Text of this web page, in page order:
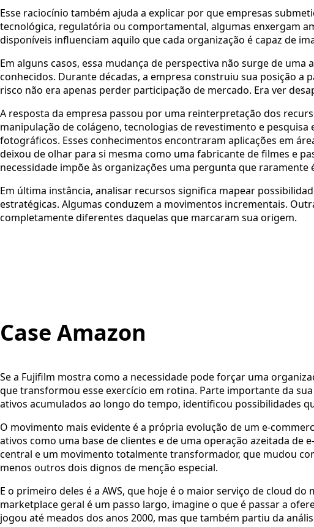
Esse raciocínio também ajuda a explicar por que empresas
tecnológica, regulatória ou comportamental, algumas enxergam
disponíveis influenciam aquilo que cada organização é capaz de
Em alguns casos, essa mudança de perspectiva não surge de
conhecidos. Durante décadas, a empresa construiu sua posição
risco não era apenas perder participação de mercado. Era ver
A resposta da empresa passou por uma reinterpretação dos
manipulação de colágeno, tecnologias de revestimento e
fotográficos. Esses conhecimentos encontraram aplicações em
deixou de olhar para si mesma como uma fabricante de filmes e
necessidade impõe às organizações uma pergunta que
Em última instância, analisar recursos significa mapear
estratégicas. Algumas conduzem a movimentos incrementais.
completamente diferentes daquelas que marcaram sua origem.
Case Amazon
Se a Fujifilm mostra como a necessidade pode forçar uma
que transformou esse exercício em rotina. Parte importante da
ativos acumulados ao longo do tempo, identificou possibilidades
O movimento mais evidente é a própria evolução de um e-
ativos como uma base de clientes e de uma operação azeitada
central e um movimento totalmente transformador, que mudou
menos outros dois dignos de menção especial.
E o primeiro deles é a AWS, que hoje é o maior serviço de cloud
marketplace geral é um passo largo, imagine o que é passar a
jogou até meados dos anos 2000, mas que também partiu da